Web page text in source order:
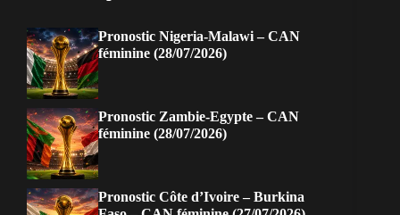
Pronostic Nigeria-Malawi – CAN
féminine (28/07/2026)
Pronostic Zambie-Egypte – CAN
féminine (28/07/2026)
Pronostic Côte d’Ivoire – Burkina